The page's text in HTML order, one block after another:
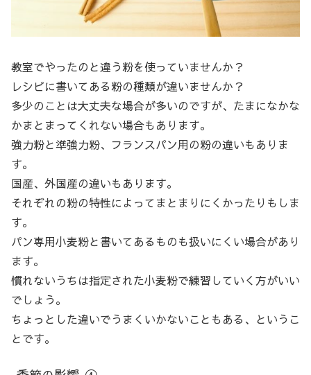
教室でやったのと違う粉を使っていませんか？
レシピに書いてある粉の種類が違いませんか？
多少のことは大丈夫な場合が多いのですが、たまになかな
かまとまってくれない場合もあります。
強力粉と準強力粉、フランスパン用の粉の違いもありま
す。
国産、外国産の違いもあります。
それぞれの粉の特性によってまとまりにくかったりもしま
す。
パン専用小麦粉と書いてあるものも扱いにくい場合があり
ます。
慣れないうちは指定された小麦粉で練習していく方がいい
でしょう。
ちょっとした違いでうまくいかないこともある、というこ
とです。